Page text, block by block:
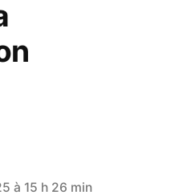
à 15 h 26 min